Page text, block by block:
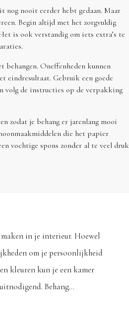
nog nooit eerder hebt gedaan. Maar
Begin altijd met het zorgvuldig
is ook verstandig om iets extra’s te
behangen. Oneffenheden kunnen
eindresultaat. Gebruik een goede
volg de instructies op de verpakking
zodat je behang er jarenlang mooi
die het papier
vochtige spons zonder al te veel druk
in je interieur. Hoewel
om je persoonlijkheid
kleuren kun je een kamer
Behang…